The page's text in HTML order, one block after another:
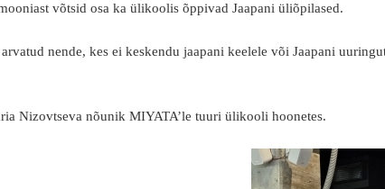
võtsid osa ka ülikoolis õppivad Jaapani üliõpilased.
nende, kes ei keskendu jaapani keelele või Jaapani
Nizovtseva nõunik MIYATA’le tuuri ülikooli hoonetes.